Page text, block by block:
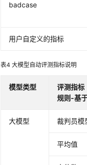
badcase
用户自定义的指标
表4大模型自动评测指标说明
模型类型
评测指标
规则-基
大模型 裁判员模
平均值